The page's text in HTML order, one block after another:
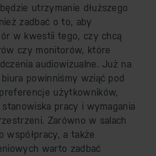
utrzymanie dłuższego
zadbać o to, aby
w kwestii tego, czy chcą
czy monitorów, które
audiowizualne. Już na
powinniśmy wziąć pod
użytkowników,
pracy i wymagania
Zarówno w salach
współpracy, a także
warto zadbać